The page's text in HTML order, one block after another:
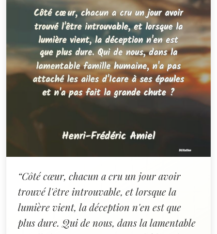
“Côté cœur, chacun a cru un jour avoir
trouvé l'être introuvable, et lorsque la
lumière vient, la déception n'en est que
plus dure. Qui de nous, dans la lamentable